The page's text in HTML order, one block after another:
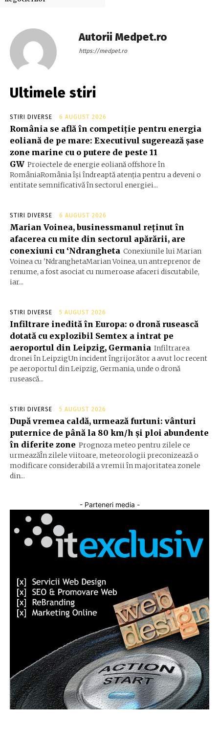
Autorii Medpet.ro
https://medpet.ro
Ultimele stiri
STIRI DIVERSE 6 AUGUST 2026
România se află în competiție pentru energia
eoliană de pe mare: Executivul sugerează șase
zone marine cu o putere de peste 11
GW Proiectele de energie eoliană offshore în
RomâniaRomânia își îndreaptă atenția pentru a deveni o
entitate semnificativă în sectorul energiei...
STIRI DIVERSE 6 AUGUST 2026
Marian Voinea, businessmanul reținut în
afacerea cu mite din sectorul apărării, are
conexiuni cu ‘Ndrangheta Conexiunile lui Marian
Voinea cu 'NdranghetaMarian Voinea, un antreprenor de
renume, a fost asociat cu numeroase afaceri discutabile,
iar...
STIRI DIVERSE 5 AUGUST 2026
Infiltrare inedită în Europa: o dronă rusească
dotată cu explozibil Semtex a intrat pe
aeroportul din Leipzig, Germania Infiltrarea
dronei în LeipzigUn incident îngrijorător a avut loc recent
pe aeroportul din Leipzig, Germania, unde o dronă
rusească...
STIRI DIVERSE 5 AUGUST 2026
După vremea caldă, urmează furtuni: vânturi
puternice de până la 80 km/h și ploi abundente
în diferite zone Prognoza meteo pentru zilele ce
urmeazăÎn zilele viitoare, meteorologii preconizează o
modificare considerabilă a vremii în majoritatea zonele
din...
- Parteneri media -